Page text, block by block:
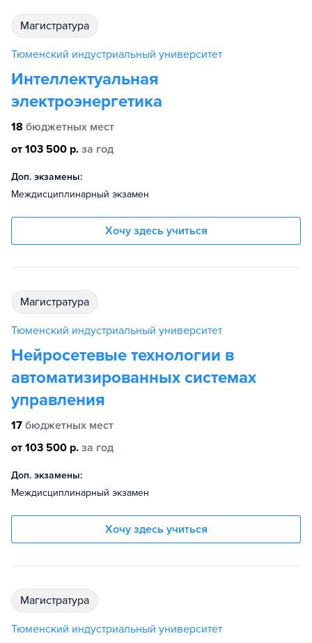
магистратура
Тюменский индустриальный университет
Интеллектуальная
электроэнергетика
18 бюджетных мест
от 103 500 р. за год
Доп. экзамены:
Междисциплинарный экзамен
Хочу здесь учиться
магистратура
Тюменский индустриальный университет
Нейросетевые технологии в
автоматизированных системах
управления
17 бюджетных мест
от 103 500 р. за год
Доп. экзамены:
Междисциплинарный экзамен
Хочу здесь учиться
магистратура
Тюменский индустриальный университет